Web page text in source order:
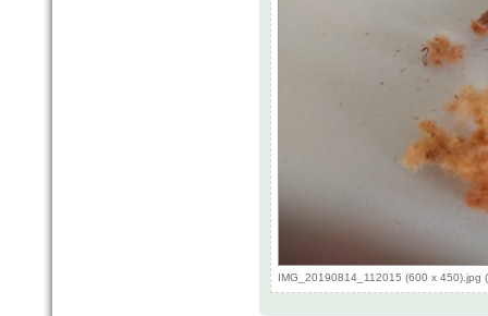
IMG_20190814_112015 (600 x 450).jpg